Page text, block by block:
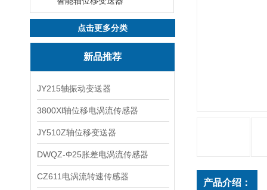
点击更多分类
新品推荐
JY215轴振动变送器
3800Xl轴位移电涡流传感器
JY510Z轴位移变送器
DWQZ-Φ25胀差电涡流传感器
CZ611电涡流转速传感器
产品介绍：